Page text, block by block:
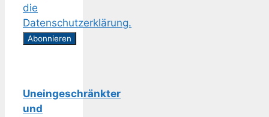
die
Datenschutzerklärung.
Uneingeschränkter
und